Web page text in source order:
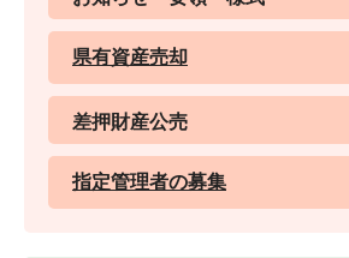
県有資産売却
差押財産公売
指定管理者の募集